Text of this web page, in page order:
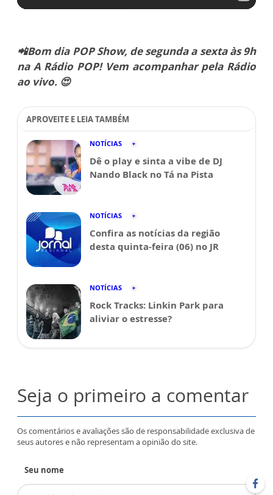
📲Bom dia POP Show, de segunda a sexta às 9h
na A Rádio POP! Vem acompanhar pela Rádio
ao vivo. 😍
APROVEITE E LEIA TAMBÉM
NOTÍCIAS
Dê o play e sinta a vibe de DJ
Nando Black no Tá na Pista
NOTÍCIAS
Confira as notícias da região
desta quinta-feira (06) no JR
NOTÍCIAS
Rock Tracks: Linkin Park para
aliviar o estresse?
Seja o primeiro a comentar
Os comentários e avaliações são de responsabilidade exclusiva de
seus autores e não representam a opinião do site.
Seu nome